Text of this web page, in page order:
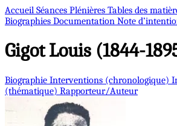
Accueil Séances Plénières Tables des
Biographies Documentation Note
GigotLouis (1844-
Biographie Interventions (chronologique)
(thématique) Rapporteur/Auteur